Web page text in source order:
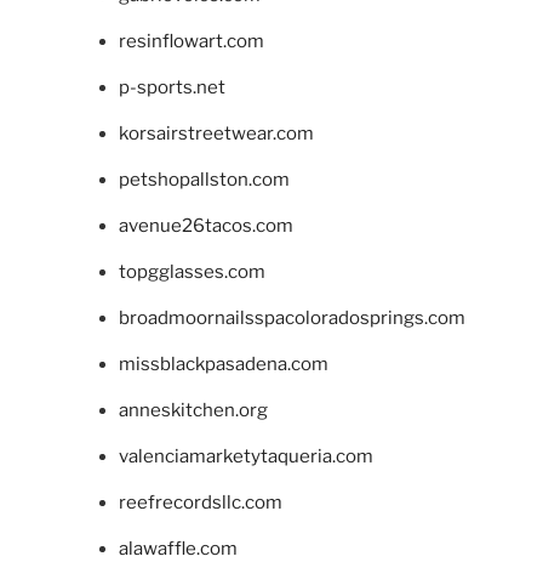
resinflowart.com
p-sports.net
korsairstreetwear.com
petshopallston.com
avenue26tacos.com
topgglasses.com
broadmoornailsspacoloradosprings.com
missblackpasadena.com
anneskitchen.org
valenciamarketytaqueria.com
reefrecordsllc.com
alawaffle.com